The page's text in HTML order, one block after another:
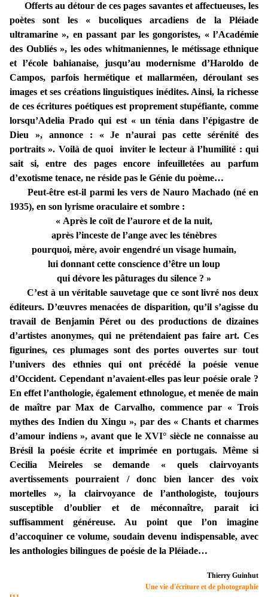
Offerts au détour de ces pages savantes et affectueuses, les
poètes sont les « bucoliques arcadiens de la Pléiade
ultramarine », en passant par les gongoristes, « l’Académie
des Oubliés », les odes whitmaniennes, le métissage ethnique
et l’école bahianaise, jusqu’au modernisme d’Haroldo de
Campos, parfois hermétique et mallarméen, déroulant ses
images et ses créations linguistiques inédites. Ainsi, la richesse
de ces écritures poétiques est proprement stupéfiante, comme
lorsqu’Adelia Prado qui est « un ténia dans l’épigastre de
Dieu », annonce : « Je n’aurai pas cette sérénité des
portraits ». Voilà de quoi inviter le lecteur à l’humilité : qui
sait si, entre des pages encore infeuilletées au parfum
d’exotisme tenace, ne réside pas le Génie du poème…
Peut-être est-il parmi les vers de Nauro Machado (né en
1935), en son lyrisme oraculaire et sombre :
« Après le coït de l’aurore et de la nuit,
après l’inceste de l’ange avec les ténèbres
pourquoi, mère, avoir engendré un visage humain,
lui donnant cette conscience d’être un loup
qui dévore les pâturages du silence ? »
C’est à un véritable sauvetage que ce sont livré nos deux
éditeurs. D’œuvres menacées de disparition, qu’il s’agisse du
travail de Benjamin Péret ou des productions de dizaines
d’artistes anonymes, qui ne prétendaient pas faire art. Ces
figurines, ces plumages sont des portes ouvertes sur tout
l’univers des ethnies qui ont précédé la poésie venue
d’Occident. Cependant n’avaient-elles pas leur poésie orale ?
En effet l’anthologie, également ethnologue, et menée de main
de maître par Max de Carvalho, commence par « Trois
mythes des Indien du Xingu », par des « Chants et charmes
d’amour indiens », avant que le XVI° siècle ne connaisse au
Brésil la poésie écrite et imprimée en portugais. Même si
Cecilia Meireles se demande « quels clairvoyants
avertissements pourraient / donc bien lancer des voix
mortelles », la clairvoyance de l’anthologiste, toujours
susceptible d’oublier et de méconnaître, parait ici
suffisamment généreuse. Au point que l’on imagine
d’accoquiner ce volume, soudain devenu indispensable, avec
les anthologies bilingues de poésie de la Pléiade…
Thierry Guinhut
Une vie d'écriture et de photographie